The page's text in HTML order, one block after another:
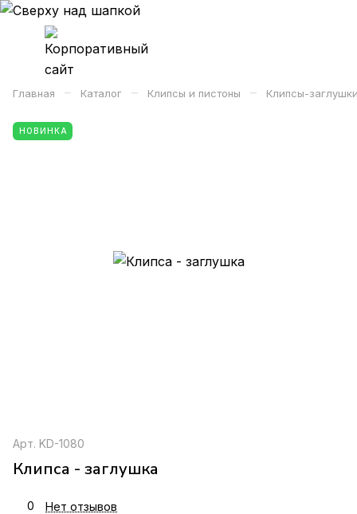
Главная – Каталог – Клипсы и пистоны – Клипсы-
НОВИНКА
Арт. KD-1080
Клипса - заглушка
0 Нет отзывов